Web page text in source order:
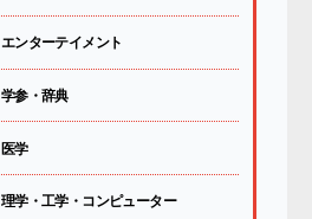
エンターテイメント
学参・辞典
医学
理学・工学・コンピューター